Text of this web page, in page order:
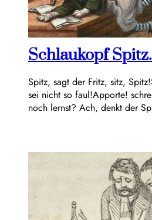
Schlaukopf
Spitz, sagt der Fritz, sitz,
sei nicht so faul!Apporte!
noch lernst? Ach, denkt der